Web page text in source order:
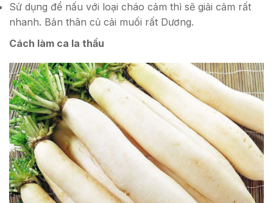
Sử dụng để nấu với loại cháo cảm thì sẽ giải cảm rất
nhanh. Bản thân củ cải muối rất Dương.
Cách làm ca la thầu